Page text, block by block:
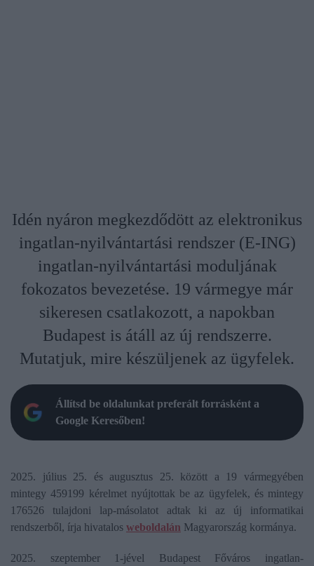
Idén nyáron megkezdődött az elektronikus
ingatlan-nyilvántartási rendszer (E-ING)
ingatlan-nyilvántartási moduljának
fokozatos bevezetése. 19 vármegye már
sikeresen csatlakozott, a napokban
Budapest is átáll az új rendszerre.
Mutatjuk, mire készüljenek az ügyfelek.
Állítsd be oldalunkat preferált forrásként a
Google Keresőben!
2025. július 25. és augusztus 25. között a 19 vármegyében
mintegy 459199 kérelmet nyújtottak be az ügyfelek, és mintegy
176526 tulajdoni lap-másolatot adtak ki az új informatikai
rendszerből, írja hivatalos weboldalán Magyarország kormánya.
2025. szeptember 1-jével Budapest Főváros ingatlan-